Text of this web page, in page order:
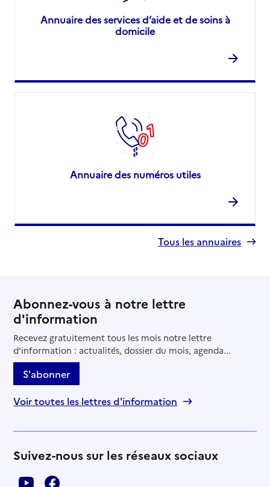
Annuaire des services d’aide et de soins à
domicile
Annuaire des numéros utiles
Tous les annuaires
Abonnez-vous à notre lettre
d'information
Recevez gratuitement tous les mois notre lettre
d'information : actualités, dossier du mois, agenda...
S'abonner
Voir toutes les lettres d'information
Suivez-nous sur les réseaux sociaux